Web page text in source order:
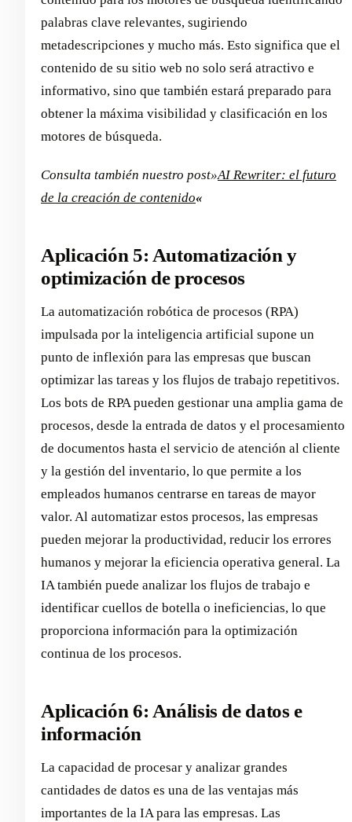
palabras clave relevantes, sugiriendo
metadescripciones y mucho más. Esto significa que el
contenido de su sitio web no solo será atractivo e
informativo, sino que también estará preparado para
obtener la máxima visibilidad y clasificación en los
motores de búsqueda.
Consulta también nuestro post»AI Rewriter: el futuro
de la creación de contenido«
Aplicación 5: Automatización y
optimización de procesos
La automatización robótica de procesos (RPA)
impulsada por la inteligencia artificial supone un
punto de inflexión para las empresas que buscan
optimizar las tareas y los flujos de trabajo repetitivos.
Los bots de RPA pueden gestionar una amplia gama de
procesos, desde la entrada de datos y el procesamiento
de documentos hasta el servicio de atención al cliente
y la gestión del inventario, lo que permite a los
empleados humanos centrarse en tareas de mayor
valor. Al automatizar estos procesos, las empresas
pueden mejorar la productividad, reducir los errores
humanos y mejorar la eficiencia operativa general. La
IA también puede analizar los flujos de trabajo e
identificar cuellos de botella o ineficiencias, lo que
proporciona información para la optimización
continua de los procesos.
Aplicación 6: Análisis de datos e
información
La capacidad de procesar y analizar grandes
cantidades de datos es una de las ventajas más
importantes de la IA para las empresas. Las